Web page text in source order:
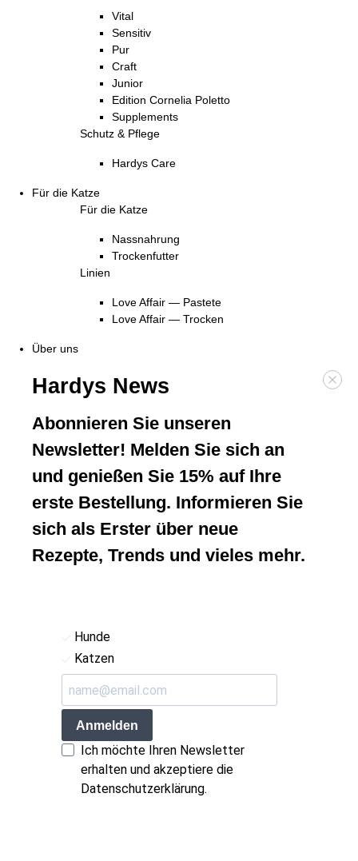
Vital
Sensitiv
Pur
Craft
Junior
Edition Cornelia Poletto
Supplements
Schutz & Pflege
Hardys Care
Für die Katze
Für die Katze
Nassnahrung
Trockenfutter
Linien
Love Affair — Pastete
Love Affair — Trocken
Über uns
Hardys News
Abonnieren Sie unseren
Newsletter! Melden Sie sich an
und genießen Sie 15% auf Ihre
erste Bestellung. Informieren Sie
sich als Erster über neue
Rezepte, Trends und vieles mehr.
Hunde
Katzen
Anmelden
Ich möchte Ihren Newsletter
erhalten und akzeptiere die
Datenschutzerklärung.